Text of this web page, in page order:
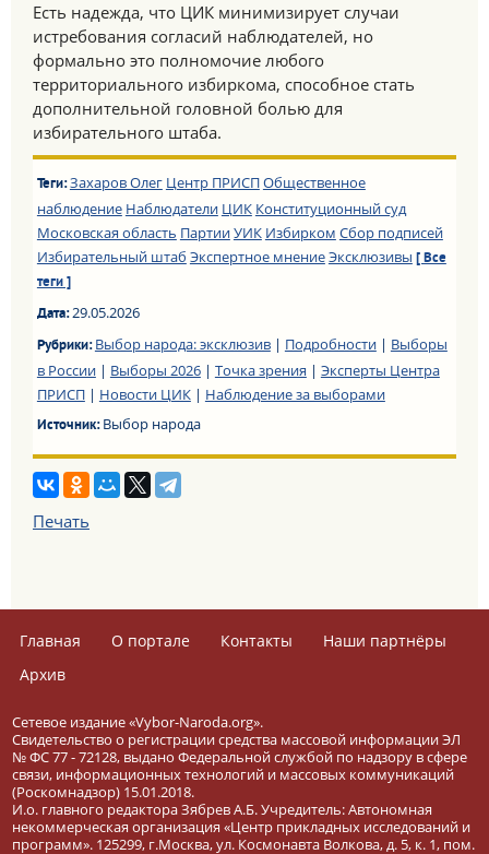
Есть надежда, что ЦИК минимизирует случаи
истребования согласий наблюдателей, но
формально это полномочие любого
территориального избиркома, способное стать
дополнительной головной болью для
избирательного штаба.
Теги:Захаров Олег Центр ПРИСПОбщественное
наблюдение Наблюдатели ЦИК Конституционный суд
Московская область ПартииУИК Избирком Сбор подписей
Избирательный штаб Экспертное мнениеЭксклюзивы [ Все
теги ]
Дата:29.05.2026
Рубрики:Выбор народа: эксклюзив| Подробности| Выборы
в России| Выборы 2026| Точка зрения | Эксперты Центра
ПРИСП| Новости ЦИК| Наблюдение за выборами
Источник:Выбор народа
Печать
Главная О портале Контакты
Наши партнёры
Архив
Сетевое издание «Vybor-Naroda.org».
Свидетельство о регистрации средства массовой информации ЭЛ
№ ФС 77 - 72128, выдано Федеральной службой по надзору в сфере
связи, информационных технологий и массовых коммуникаций
(Роскомнадзор) 15.01.2018.
И.о. главного редактора Зябрев А.Б. Учредитель: Автономная
некоммерческая организация «Центр прикладных исследований и
программ». 125299, г.Москва, ул. Космонавта Волкова, д. 5, к. 1, пом.